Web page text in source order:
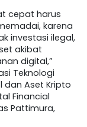
cepat harus
karena
investasi ilegal,
akibat
digital,”
Teknologi
dan Aset Kripto
Financial
Pattimura,